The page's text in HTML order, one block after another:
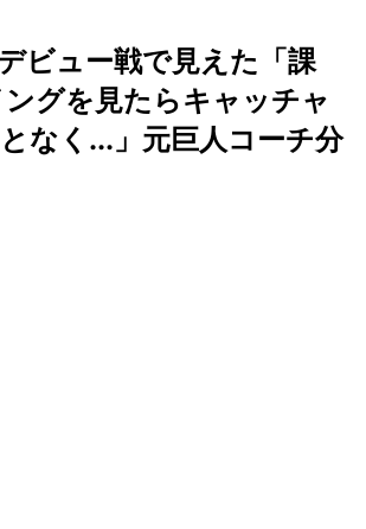
ビュー戦で見えた「課
グを見たらキャッチャ
なく...」元巨人コーチ分